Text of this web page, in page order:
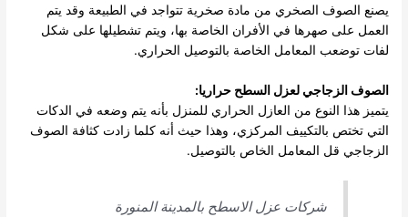
يصنع الصوف الصخري من مادة صخرية تتواجد في الطبيعة وقد يتم
العمل على صهرها في الأفران الخاصة بها، ويتم تشطيلها على شكل
لفات توضعب المعامل الخاصة بالتوصيل الحراري.
الصوف الزجاجي لعزل السطح حراريا:
يتميز هذا النوع من العازل الحراري للمنزل بأنه يتم وضعه في الدكات
التي تختص بالتكييف المركزي، وهذا حيث أنه كلما زادت كثافة الصوف
الزجاجي قل المعامل الخاص بالتوصيل.
شركات عزل الاسطح بالمدينة المنورة